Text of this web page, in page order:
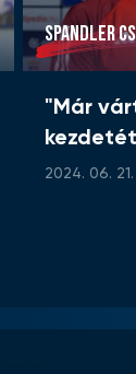
SPANDLER
"Már
2024. 06.